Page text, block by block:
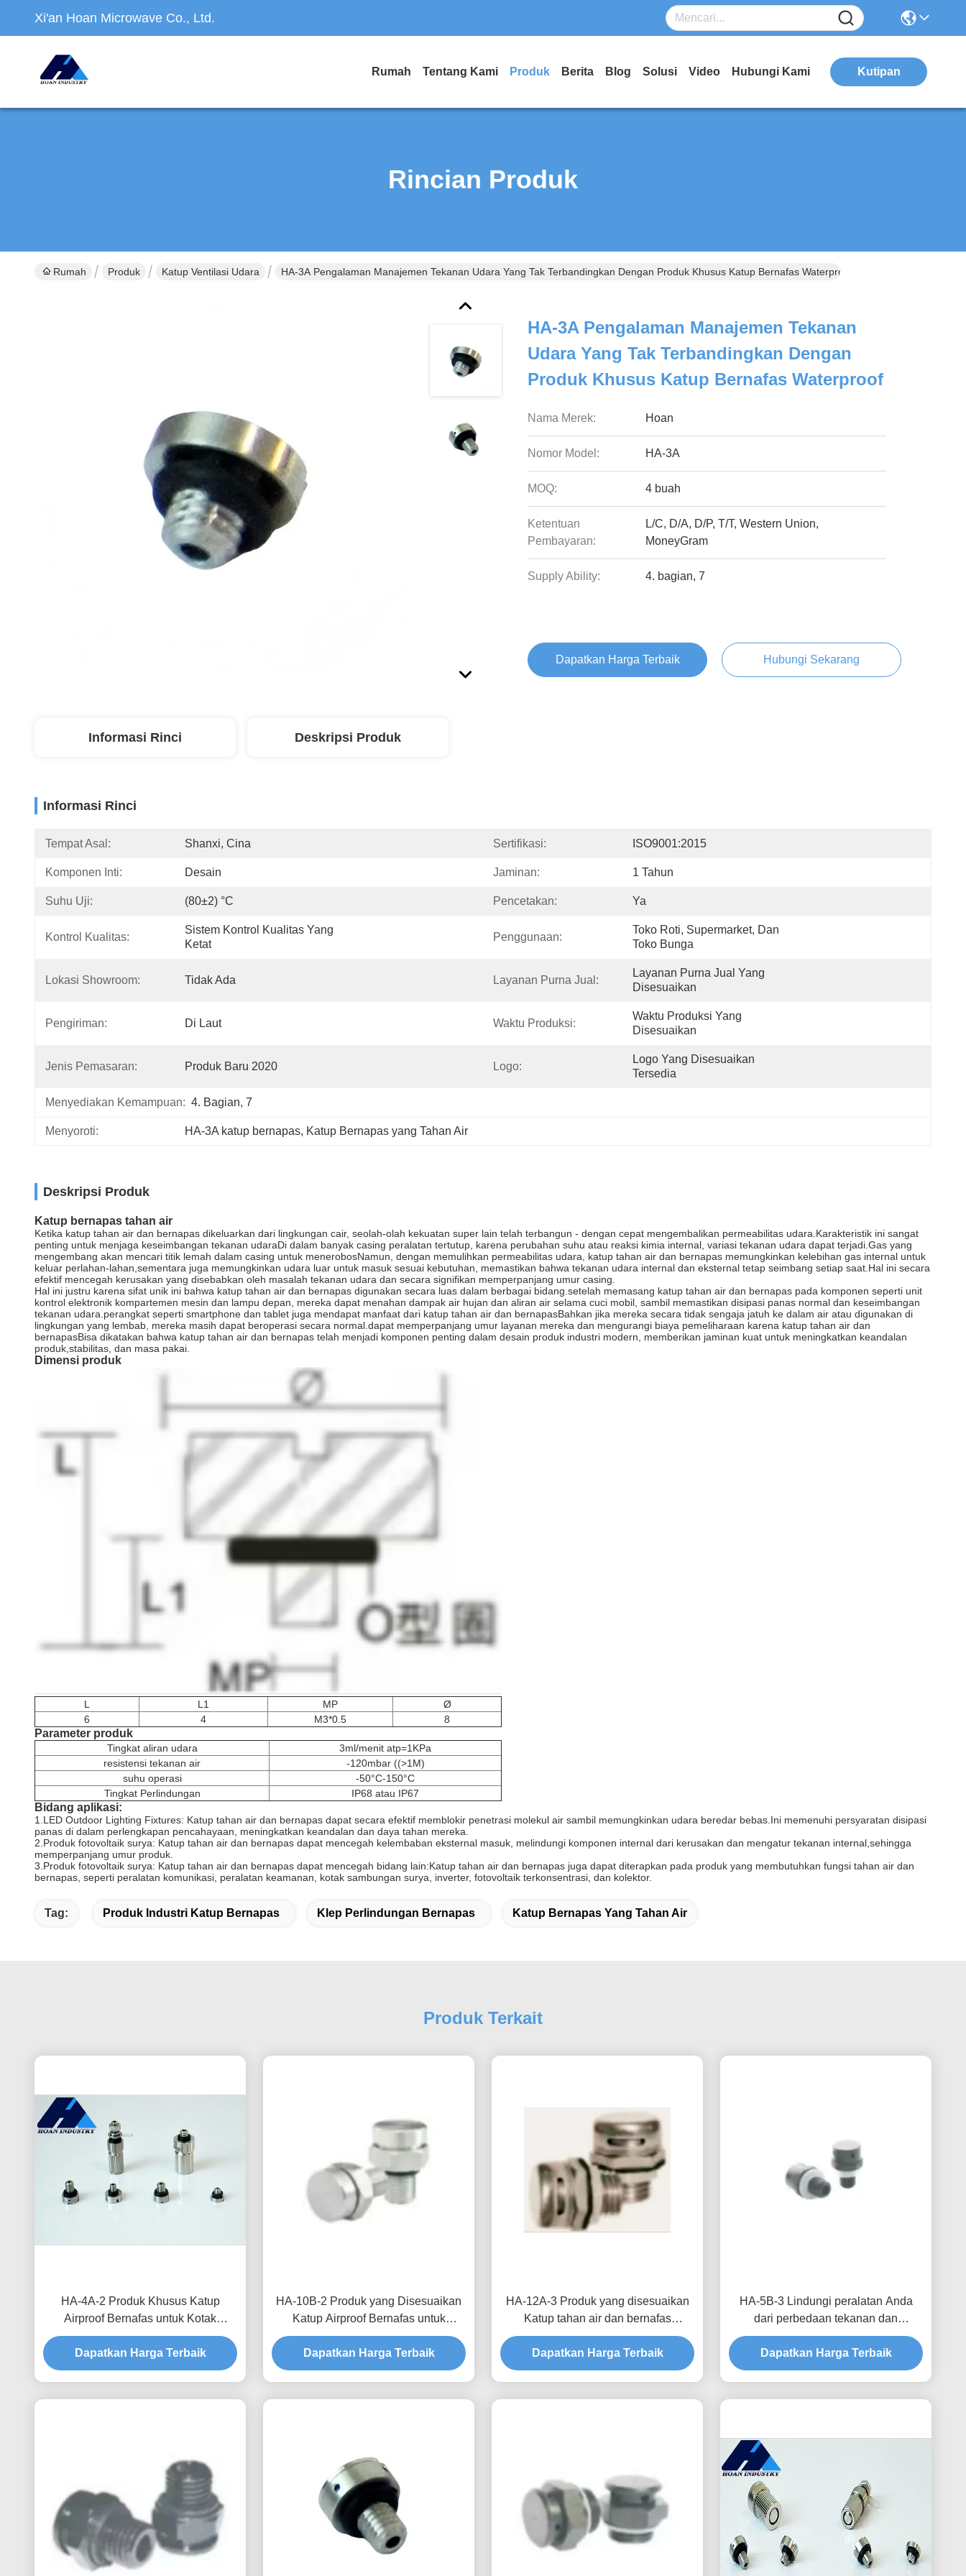
Xi'an Hoan Microwave Co., Ltd.
Rumah Tentang Kami Produk Berita Blog Solusi Video Hubungi Kami Kutipan
Rincian Produk
Rumah Produk Katup Ventilasi Udara HA-3A Pengalaman Manajemen Tekanan Udara Yang Tak Terbandingkan Dengan Produk Khusus Katup Bernafas Waterproof
HA-3A Pengalaman Manajemen Tekanan
Udara Yang Tak Terbandingkan Dengan
Produk Khusus Katup Bernafas Waterproof
Nama Merek: Hoan
Nomor Model: HA-3A
MOQ: 4 buah
Ketentuan
Pembayaran:
L/C, D/A, D/P, T/T, Western Union,
MoneyGram
Supply Ability: 4. bagian, 7
Dapatkan Harga Terbaik Hubungi Sekarang
Informasi Rinci Deskripsi Produk
Informasi Rinci
Tempat Asal: Shanxi, Cina Sertifikasi: ISO9001:2015
Komponen Inti: Desain Jaminan: 1 Tahun
Suhu Uji: (80±2) °C Pencetakan: Ya
Kontrol Kualitas:
Sistem Kontrol Kualitas Yang
Ketat
Penggunaan:
Toko Roti, Supermarket, Dan
Toko Bunga
Lokasi Showroom: Tidak Ada Layanan Purna Jual:
Layanan Purna Jual Yang
Disesuaikan
Pengiriman: Di Laut Waktu Produksi:
Waktu Produksi Yang
Disesuaikan
Jenis Pemasaran: Produk Baru 2020 Logo:
Logo Yang Disesuaikan
Tersedia
Menyediakan Kemampuan: 4. Bagian, 7
Menyoroti: HA-3A katup bernapas, Katup Bernapas yang Tahan Air
Deskripsi Produk
Katup bernapas tahan air
Ketika katup tahan air dan bernapas dikeluarkan dari lingkungan cair, seolah-olah kekuatan super lain telah terbangun - dengan cepat mengembalikan permeabilitas udara.Karakteristik ini sangat
penting untuk menjaga keseimbangan tekanan udaraDi dalam banyak casing peralatan tertutup, karena perubahan suhu atau reaksi kimia internal, variasi tekanan udara dapat terjadi.Gas yang
mengembang akan mencari titik lemah dalam casing untuk menerobosNamun, dengan memulihkan permeabilitas udara, katup tahan air dan bernapas memungkinkan kelebihan gas internal untuk
keluar perlahan-lahan,sementara juga memungkinkan udara luar untuk masuk sesuai kebutuhan, memastikan bahwa tekanan udara internal dan eksternal tetap seimbang setiap saat.Hal ini secara
efektif mencegah kerusakan yang disebabkan oleh masalah tekanan udara dan secara signifikan memperpanjang umur casing.
Hal ini justru karena sifat unik ini bahwa katup tahan air dan bernapas digunakan secara luas dalam berbagai bidang.setelah memasang katup tahan air dan bernapas pada komponen seperti unit
kontrol elektronik kompartemen mesin dan lampu depan, mereka dapat menahan dampak air hujan dan aliran air selama cuci mobil, sambil memastikan disipasi panas normal dan keseimbangan
tekanan udara.perangkat seperti smartphone dan tablet juga mendapat manfaat dari katup tahan air dan bernapasBahkan jika mereka secara tidak sengaja jatuh ke dalam air atau digunakan di
lingkungan yang lembab, mereka masih dapat beroperasi secara normal.dapat memperpanjang umur layanan mereka dan mengurangi biaya pemeliharaan karena katup tahan air dan
bernapasBisa dikatakan bahwa katup tahan air dan bernapas telah menjadi komponen penting dalam desain produk industri modern, memberikan jaminan kuat untuk meningkatkan keandalan
produk,stabilitas, dan masa pakai.
Dimensi produk
L L1 MP
Ø
6
4 M3*0.5 8
Parameter produk
Tingkat aliran udara
3ml/menit atp=1KPa
resistensi tekanan air
-120mbar ((>1M)
suhu operasi
-50°C-150°C
Tingkat Perlindungan
IP68 atau IP67
Bidang aplikasi:
1.LED Outdoor Lighting Fixtures: Katup tahan air dan bernapas dapat secara efektif memblokir penetrasi molekul air sambil memungkinkan udara beredar bebas.Ini memenuhi persyaratan disipasi
panas di dalam perlengkapan pencahayaan, meningkatkan keandalan dan daya tahan mereka.
2.Produk fotovoltaik surya: Katup tahan air dan bernapas dapat mencegah kelembaban eksternal masuk, melindungi komponen internal dari kerusakan dan mengatur tekanan internal,sehingga
memperpanjang umur produk.
3.Produk fotovoltaik surya: Katup tahan air dan bernapas dapat mencegah bidang lain:Katup tahan air dan bernapas juga dapat diterapkan pada produk yang membutuhkan fungsi tahan air dan
bernapas, seperti peralatan komunikasi, peralatan keamanan, kotak sambungan surya, inverter, fotovoltaik terkonsentrasi, dan kolektor.
Tag: Produk Industri Katup Bernapas Klep Perlindungan Bernapas Katup Bernapas Yang Tahan Air
Produk Terkait
HA-4A-2 Produk Khusus Katup
Airproof Bernafas untuk Kotak
Distribusi Waterproofing dan Proteksi
Kelembaban
Dapatkan Harga Terbaik
HA-10B-2 Produk yang Disesuaikan
Katup Airproof Bernafas untuk
Peningkatan Keandalan dan Umur
Layanan di Sistem Energi Baru
Dapatkan Harga Terbaik
HA-12A-3 Produk yang disesuaikan
Katup tahan air dan bernafas
Kombinasi teknologi dan fungsi yang
sempurna
Dapatkan Harga Terbaik
HA-5B-3 Lindungi peralatan Anda
dari perbedaan tekanan dan
lingkungan lembab dengan katup
tahan air dan bernapas yang
disesuaikan
Dapatkan Harga Terbaik